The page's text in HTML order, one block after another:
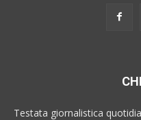
Testata giornalistica